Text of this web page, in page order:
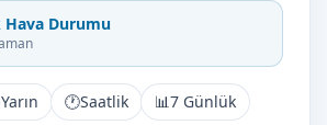
Hava Durumu
Yarın 🕐Saatlik 📊7 Günlük